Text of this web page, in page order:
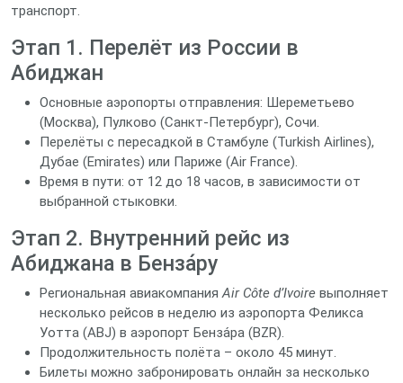
транспорт.
Этап 1. Перелёт из России в
Абиджан
Основные аэропорты отправления: Шереметьево
(Москва), Пулково (Санкт‑Петербург), Сочи.
Перелёты с пересадкой в Стамбуле (Turkish Airlines),
Дубае (Emirates) или Париже (Air France).
Время в пути: от 12 до 18 часов, в зависимости от
выбранной стыковки.
Этап 2. Внутренний рейс из
Абиджана в Бенза́ру
Региональная авиакомпанияAir Côte d’Ivoire выполняет
несколько рейсов в неделю из аэропорта Феликса
Уотта (ABJ) в аэропорт Бенза́ра (BZR).
Продолжительность полёта – около 45 минут.
Билеты можно забронировать онлайн за несколько